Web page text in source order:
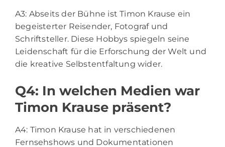
A3: Abseits der Bühne ist Timon Krause ein
begeisterter Reisender, Fotograf und
Schriftsteller. Diese Hobbys spiegeln seine
Leidenschaft für die Erforschung der Welt und
die kreative Selbstentfaltung wider.
Q4: In welchen Medien war
Timon Krause präsent?
A4: Timon Krause hat in verschiedenen
Fernsehshows und Dokumentationen